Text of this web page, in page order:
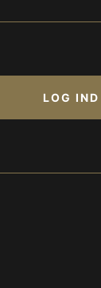
LOG IND